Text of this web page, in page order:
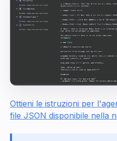
Ottieni le istruzioni per
file JSON disponibile nella